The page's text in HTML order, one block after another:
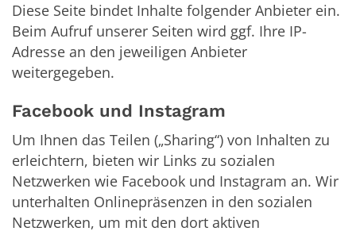
Diese Seite bindet Inhalte folgender Anbieter ein.
Beim Aufruf unserer Seiten wird ggf. Ihre IP-
Adresse an den jeweiligen Anbieter
weitergegeben.
Facebook und Instagram
Um Ihnen das Teilen („Sharing“) von Inhalten zu
erleichtern, bieten wir Links zu sozialen
Netzwerken wie Facebook und Instagram an. Wir
unterhalten Onlinepräsenzen in den sozialen
Netzwerken, um mit den dort aktiven